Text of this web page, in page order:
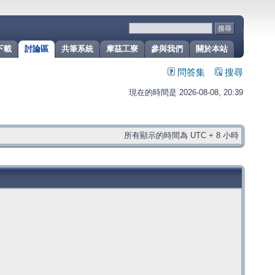
關於本站
參與我們
摩茲工寮
共筆系統
討論區
載
問答集 搜尋
現在的時間是 2026-08-08, 20:39
所有顯示的時間為 UTC + 8 小時